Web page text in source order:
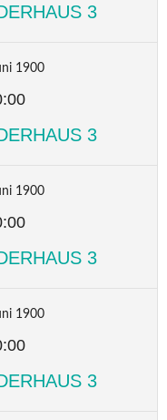
3
1900
3
1900
3
1900
3